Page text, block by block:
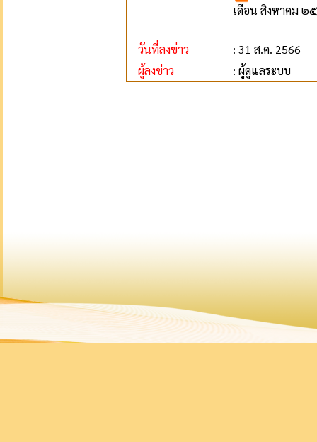
เดือน สิงหาคม ๒
วันที่ลงข่าว
: 31 ส.ค. 2566
ผู้ลงข่าว
: ผู้ดูแลระบบ